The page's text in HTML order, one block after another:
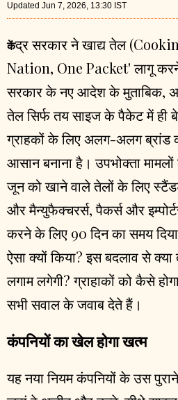
Updated Jun 7, 2026, 13:30 IST
केंद्र सरकारने खाद्य तेल
Nation, One Packet' लागू
सरकार के नए आदेश के मुताबिक,
तेल सिर्फ तय साइज के पैकेट में ही
ग्राहकों के लिए अलग-अलग ब्रांड
आसान बनाना है। उपभोक्ता
जून को खाने वाले तेलों के लिए
और मैन्युफैक्चरर्स, पैकर्स और
करने के लिए 90 दिन का समय
ऐसा क्यों किया? इस बदलाव से
लगाम लगेगी? ग्राहाकों को कैसे
सभी सवाल के जवाब देते हैं।
कंपनियों का खेल होगा खत्म
यह नया नियम कंपनियों के उस